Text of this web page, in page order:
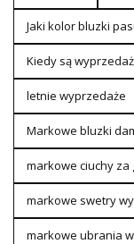
Jaki kolor bluzki
Kiedy są
letnie wyprzedaże
Markowe bluzki
markowe ciuchy za
markowe swetry
markowe ubrania